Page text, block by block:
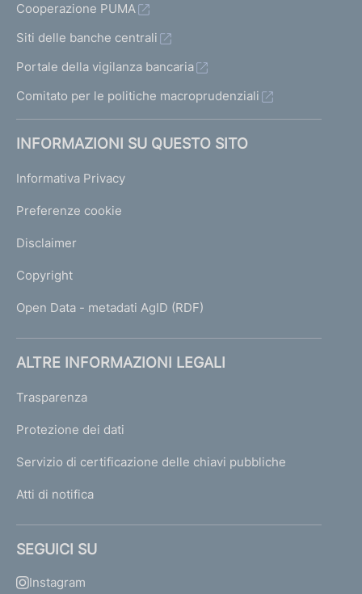
Cooperazione PUMA
Siti delle banche centrali
Portale della vigilanza bancaria
Comitato per le politiche macroprudenziali
INFORMAZIONI SU QUESTO SITO
Informativa Privacy
Preferenze cookie
Disclaimer
Copyright
Open Data - metadati AgID (RDF)
ALTRE INFORMAZIONI LEGALI
Trasparenza
Protezione dei dati
Servizio di certificazione delle chiavi pubbliche
Atti di notifica
SEGUICI SU
Instagram